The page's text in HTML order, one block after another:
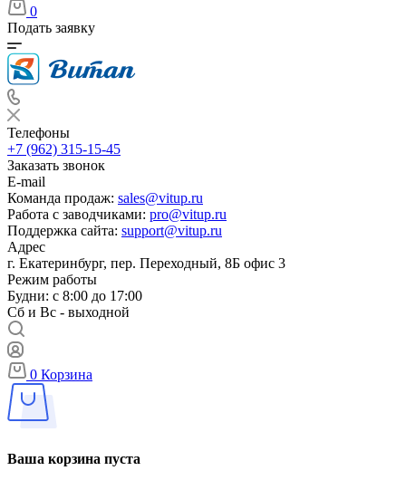
0
Подать заявку
Телефоны
+7 (962) 315-15-45
Заказать звонок
E-mail
Команда продаж: sales@vitup.ru
Работа с заводчиками: pro@vitup.ru
Поддержка сайта: support@vitup.ru
Адрес
г. Екатеринбург, пер. Переходный, 8Б офис 3
Режим работы
Будни: с 8:00 до 17:00
Сб и Вс - выходной
0 Корзина
Ваша корзина пуста